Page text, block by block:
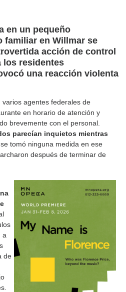
en un pequeño
familiar en Willmar se
acción de control
los residentes
una reacción violenta
agentes federales de
en horario de atención y
brevemente con el personal.
parecían inquietos mientras
se tomó ninguna medida en ese
después de terminar de
a
de